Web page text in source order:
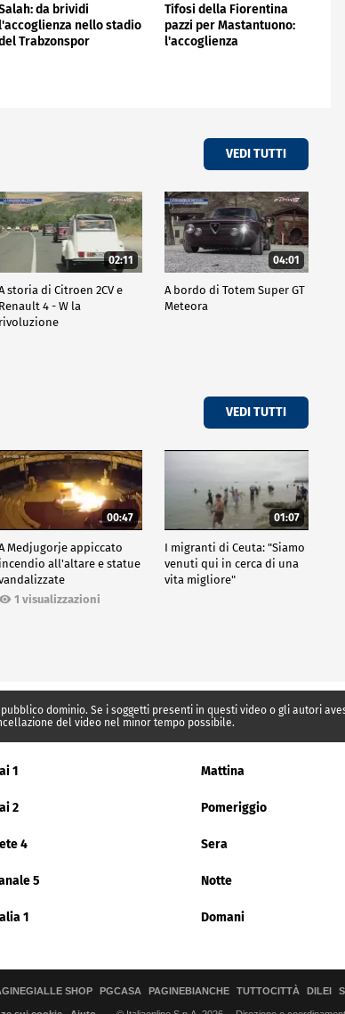
da brividi
nello stadio
Trabzonspor
Tifosi della Fiorentina
pazzi per Mastantuono:
l'accoglienza
VEDI TUTTI
02:11
storia di Citroen 2CV e
Renault 4 - W la
rivoluzione
04:01
A bordo di Totem Super GT
Meteora
VEDI TUTTI
00:47
Medjugorje appiccato
incendio all'altare e statue
1 visualizzazioni
01:07
I migranti di Ceuta: "Siamo
venuti qui in cerca di una
vita migliore"
dominio. Se i soggetti presenti in questi video o gli autori
del video nel minor tempo possibile.
1 Mattina
2 Pomeriggio
4 Sera
5 Notte
1 Domani
SHOP PGCASA PAGINEBIANCHE TUTTOCITTÀ DILEI